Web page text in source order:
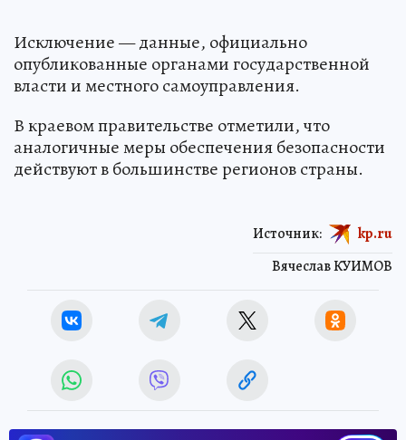
Исключение — данные, официально
опубликованные органами государственной
власти и местного самоуправления.
В краевом правительстве отметили, что
аналогичные меры обеспечения безопасности
действуют в большинстве регионов страны.
Вячеслав КУИМОВ
Источник: kp.ru